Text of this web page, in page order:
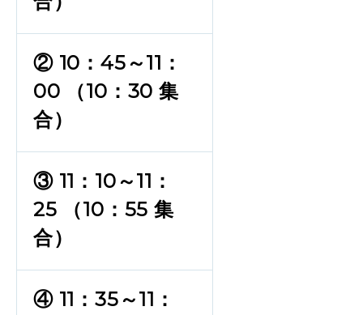
② 10：45～11：
00 （10：30 集
合）
③ 11：10～11：
25 （10：55 集
合）
④ 11：35～11：